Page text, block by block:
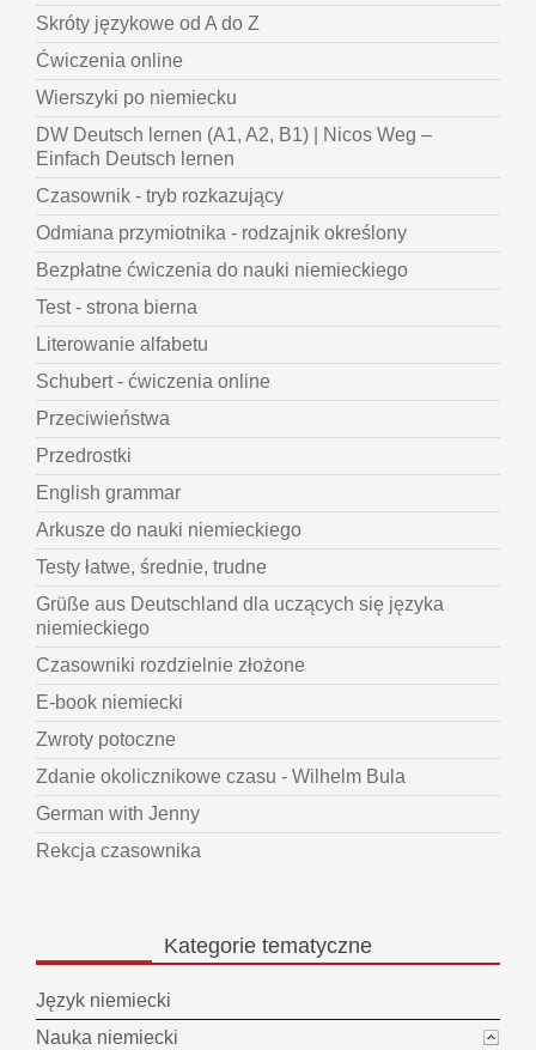
Skróty językowe od A do Z
Ćwiczenia online
Wierszyki po niemiecku
DW Deutsch lernen (A1, A2, B1) | Nicos Weg –
Einfach Deutsch lernen
Czasownik - tryb rozkazujący
Odmiana przymiotnika - rodzajnik określony
Bezpłatne ćwiczenia do nauki niemieckiego
Test - strona bierna
Literowanie alfabetu
Schubert - ćwiczenia online
Przeciwieństwa
Przedrostki
English grammar
Arkusze do nauki niemieckiego
Testy łatwe, średnie, trudne
Grüße aus Deutschland dla uczących się języka
niemieckiego
Czasowniki rozdzielnie złożone
E-book niemiecki
Zwroty potoczne
Zdanie okolicznikowe czasu - Wilhelm Bula
German with Jenny
Rekcja czasownika
Kategorie tematyczne
Język niemiecki
Nauka niemiecki